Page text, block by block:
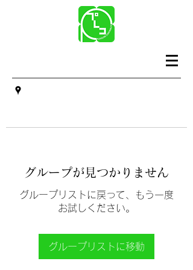
グループが見つかりません
グループリストに戻って、もう一度
お試しください。
グループリストに移動